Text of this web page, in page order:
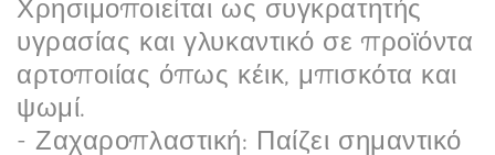
Χρησιμοποιείται ως συγκρατητής
υγρασίας και γλυκαντικό σε προϊόντα
αρτοποιίας όπως κέικ, μπισκότα και
ψωμί.
- Ζαχαροπλαστική: Παίζει σημαντικό